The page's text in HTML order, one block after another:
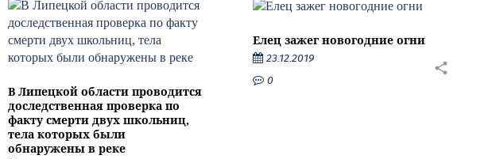
В Липецкой области проводится
доследственная проверка по
факту смерти двух школьниц,
тела которых были
обнаружены в реке
Елец зажег новогодние огни
23.12.2019
0